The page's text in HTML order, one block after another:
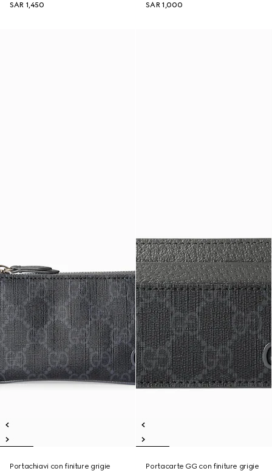
SAR 1,450
SAR 1,000
Portachiavi con finiture grigie
Portacarte GG con finiture grigie